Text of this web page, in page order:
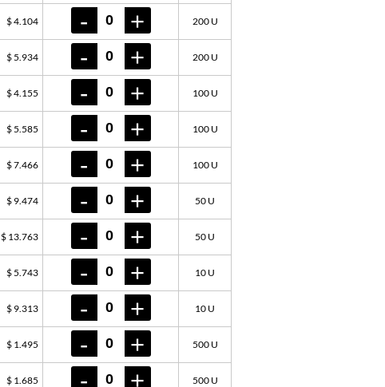
$ 4.104 200 U
$ 5.934 200 U
$ 4.155 100 U
$ 5.585 100 U
$ 7.466 100 U
$ 9.474 50 U
$ 13.763 50 U
$ 5.743 10 U
$ 9.313 10 U
$ 1.495 500 U
$ 1.685 500 U